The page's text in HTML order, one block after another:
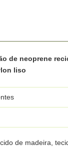
de neoprene
liso
de madeira,